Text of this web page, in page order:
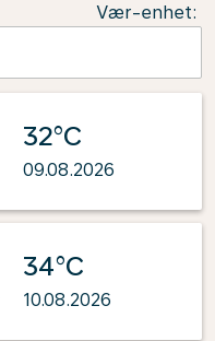
Vær-enhet:
32°C
09.08.2026
34°C
10.08.2026